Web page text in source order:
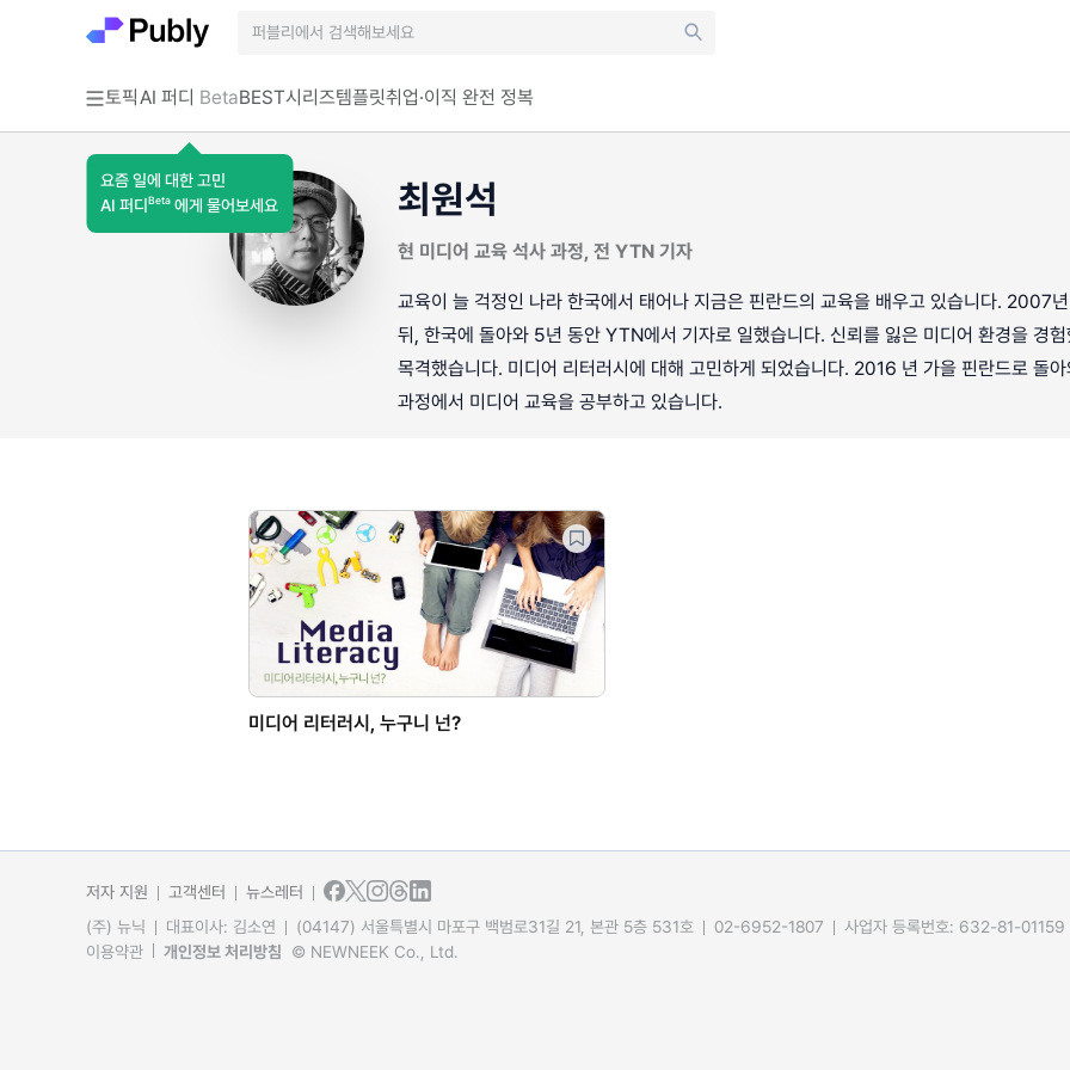
토픽AI 퍼디 Beta
요즘 일에 대한 고민
AI 퍼디 Beta 에게 물어보세요
BEST시리즈템플릿취업·이직 완전 정복
최원석
현 미디어 교육 석사 과정, 전 YTN 기자
교육이 늘 걱정인 나라 한국에서 태어나 지금은 핀란드의 교육을 배우고 있습니다. 2007
뒤, 한국에 돌아와 5년 동안 YTN에서 기자로 일했습니다. 신뢰를 잃은 미디어 환경을 경
목격했습니다. 미디어 리터러시에 대해 고민하게 되었습니다. 2016 년 가을 핀란드로 돌
과정에서 미디어 교육을 공부하고 있습니다.
미디어 리터러시, 누구니 넌?
저자 지원 고객센터
뉴스레터
(주) 뉴닉
대표이사: 김소연 (04147) 서울특별시 마포구 백범로31길 21, 본관 5층 531호 02-6952-1807 사업자 등록번호: 632-81-01159
이용약관
개인정보 처리방침 © NEWNEEK Co., Ltd.